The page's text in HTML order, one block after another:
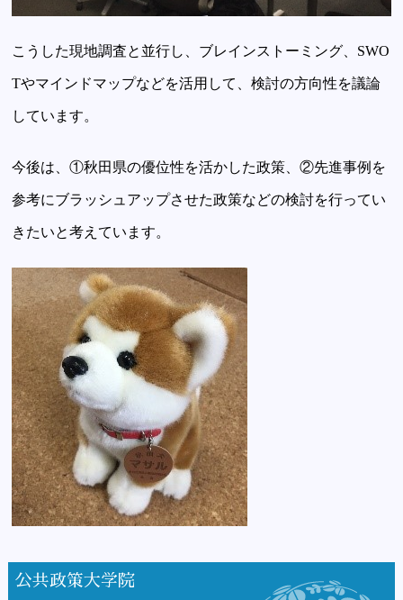
こうした現地調査と並行し、ブレインストーミング、SWO
Tやマインドマップなどを活用して、検討の方向性を議論
しています。
今後は、①秋田県の優位性を活かした政策、②先進事例を
参考にブラッシュアップさせた政策などの検討を行ってい
きたいと考えています。
公共政策大学院